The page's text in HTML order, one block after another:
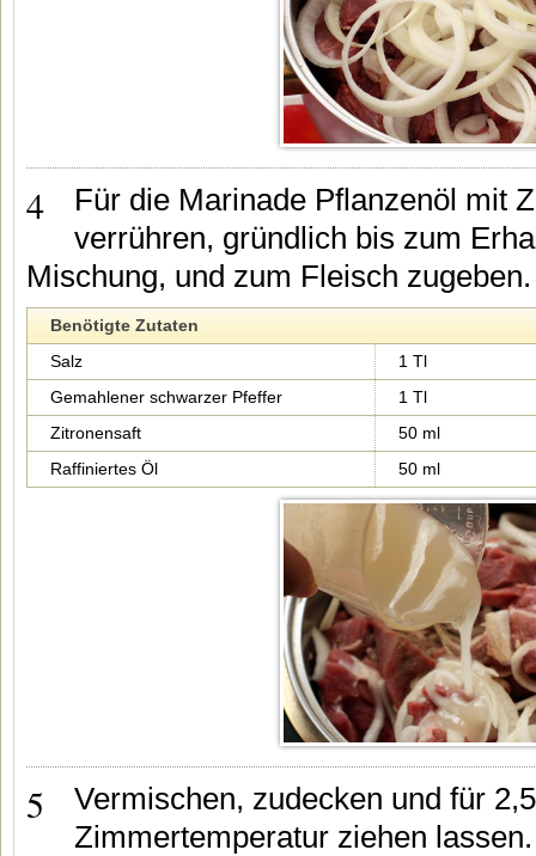
4
Für die Marinade Pflanzenöl mit
verrühren, gründlich bis zum
Mischung, und zum Fleisch
Benötigte Zutaten
Salz
1 Tl
Gemahlener schwarzer Pfeffer
1 Tl
Zitronensaft
50 ml
Raffiniertes Öl
50 ml
5
Vermischen, zudecken und für
Zimmertemperatur ziehen